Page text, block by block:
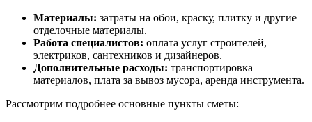
Материалы: затраты на обои, краску, плитку и другие
отделочные материалы.
Работа специалистов: оплата услуг строителей,
электриков, сантехников и дизайнеров.
Дополнительные расходы: транспортировка
материалов, плата за вывоз мусора, аренда инструмента.
Рассмотрим подробнее основные пункты сметы: